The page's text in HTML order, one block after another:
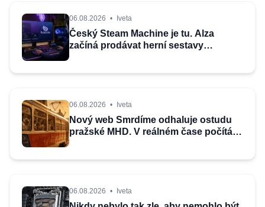
06.08.2026 • Iveta
Český Steam Machine je tu. Alza
začíná prodávat herní sestavy
06.08.2026 • Iveta
Nový web Smrdíme odhaluje ostudu
pražské MHD. V reálném čase počítá
06.08.2026 • Iveta